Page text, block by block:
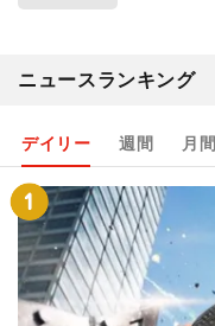
ニュースランキング
デイリー 週間 月間